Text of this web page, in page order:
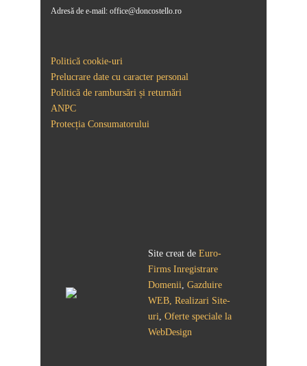
Adresă de e-mail: office@doncostello.ro
Politică cookie-uri
Prelucrare date cu caracter personal
Politică de rambursări și returnări
ANPC
Protecția Consumatorului
Site creat de Euro-
Firms Inregistrare
Domenii Gazduire
WEB, Realizari Site-
uri Oferte speciale la
WebDesign